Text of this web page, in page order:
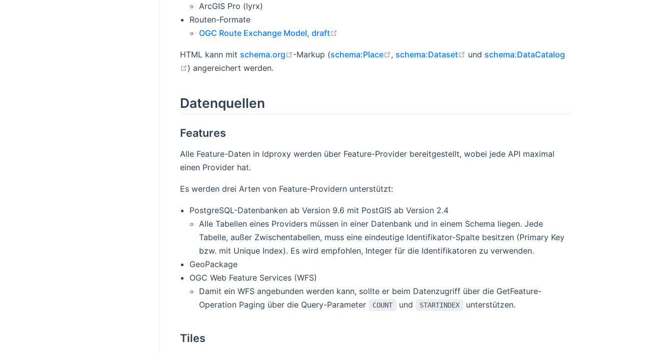
ArcGIS Pro (lyrx)
Routen-Formate
OGC Route Exchange Model, draft
HTML kann mit schema.org open in new window
-Markup (schema:Place open in new window
, schema:Dataset open in new window
und schema:DataCatalog
open in new window
) angereichert werden.
Datenquellen
Features
Alle Feature-Daten in ldproxy werden über Feature-Provider bereitgestellt, wobei jede API maximal
einen Provider hat.
Es werden drei Arten von Feature-Providern unterstützt:
PostgreSQL-Datenbanken ab Version 9.6 mit PostGIS ab Version 2.4
Alle Tabellen eines Providers müssen in einer Datenbank und in einem Schema liegen. Jede
Tabelle, außer Zwischentabellen, muss eine eindeutige Identifikator-Spalte besitzen (Primary Key
bzw. mit Unique Index). Es wird empfohlen, Integer für die Identifikatoren zu verwenden.
GeoPackage
OGC Web Feature Services (WFS)
Damit ein WFS angebunden werden kann, sollte er beim Datenzugriff über die GetFeature-
Operation Paging über die Query-Parameter
COUNT und STARTINDEX unterstützen.
Tiles